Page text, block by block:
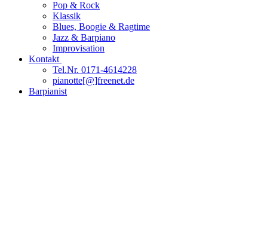
Pop & Rock
Klassik
Blues, Boogie & Ragtime
Jazz & Barpiano
Improvisation
Kontakt
Tel.Nr. 0171-4614228
pianotte[@]freenet.de
Barpianist